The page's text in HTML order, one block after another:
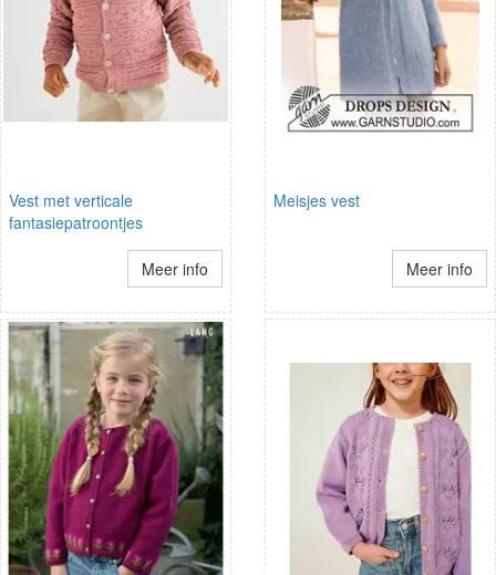
Vest met verticale
fantasiepatroontjes
Meer info
Meisjes vest
Meer info